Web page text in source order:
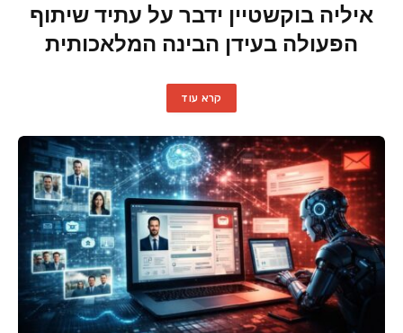
איליה בוקשטיין ידבר על עתיד שיתוף
הפעולה בעידן הבינה המלאכותית
קרא עוד